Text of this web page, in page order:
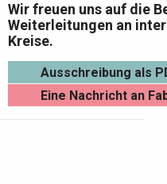
Wir freuen uns auf die
Weiterleitungen an
Kreise.
Ausschreibung als
Eine Nachricht an